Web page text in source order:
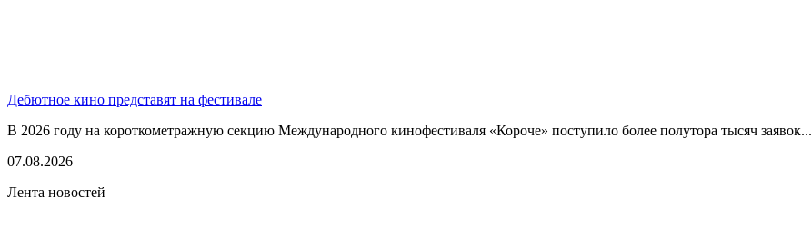
Дебютное кино представят на фестивале
В 2026 году на короткометражную секцию Международного кинофестиваля «Короче» поступило более полутора тысяч заявок...
07.08.2026
Лента новостей